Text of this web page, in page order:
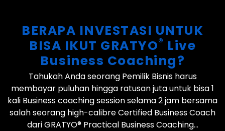
BERAPA INVESTASI UNTUK
BISA IKUT GRATYO® Live
Business Coaching?
Tahukah Anda seorang Pemilik Bisnis harus
membayar puluhan hingga ratusan juta untuk bisa 1
kali Business coaching session selama 2 jam bersama
salah seorang high-calibre Certified Business Coach
dari GRATYO® Practical Business Coaching…